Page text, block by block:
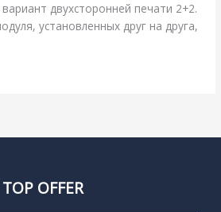
двухсторонней печати 2+2.
установленных друг на друга,
TOP OFFER